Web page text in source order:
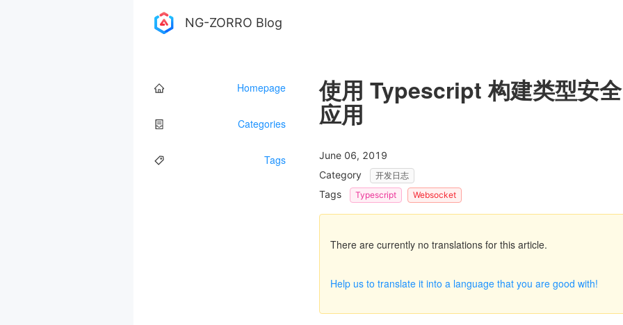
NG-ZORRO Blog
Homepage
Categories
Tags
使用 Typescript 构建类型安
应用
June 06, 2019
Category
开发日志
Tags Typescript Websocket
There are currently no translations for this article.
Help us to translate it into a language that you are good with!